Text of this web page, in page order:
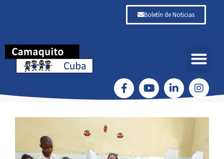
Boletín de Noticias